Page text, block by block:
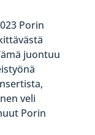
Porin
juontuu
veli
Porin